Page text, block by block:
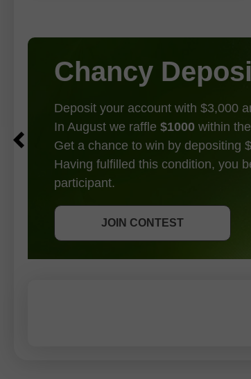
JOIN CONTEST
Chancy
Deposit your account with $3,000
In August we raffle $1000 within
Get a chance to win by depositing
Having fulfilled this condition, you
participant.
JOIN CONTEST
GET BONUS